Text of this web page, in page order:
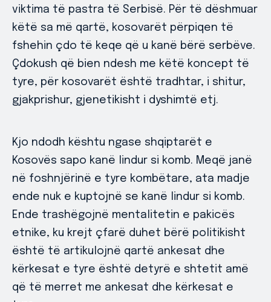
viktima të pastra të Serbisë. Për të dëshmuar
këtë sa më qartë, kosovarët përpiqen të
fshehin çdo të keqe që u kanë bërë serbëve.
Çdokush që bien ndesh me këtë koncept të
tyre, për kosovarët është tradhtar, i shitur,
gjakprishur, gjenetikisht i dyshimtë etj.
Kjo ndodh kështu ngase shqiptarët e
Kosovës sapo kanë lindur si komb. Meqë janë
në foshnjërinë e tyre kombëtare, ata madje
ende nuk e kuptojnë se kanë lindur si komb.
Ende trashëgojnë mentalitetin e pakicës
etnike, ku krejt çfarë duhet bërë politikisht
është të artikulojnë qartë ankesat dhe
kërkesat e tyre është detyrë e shtetit amë
që të merret me ankesat dhe kërkesat e